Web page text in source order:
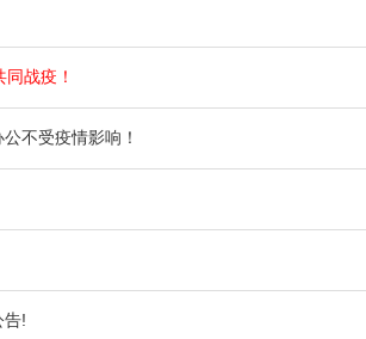
战疫！
不受疫情影响！
告!